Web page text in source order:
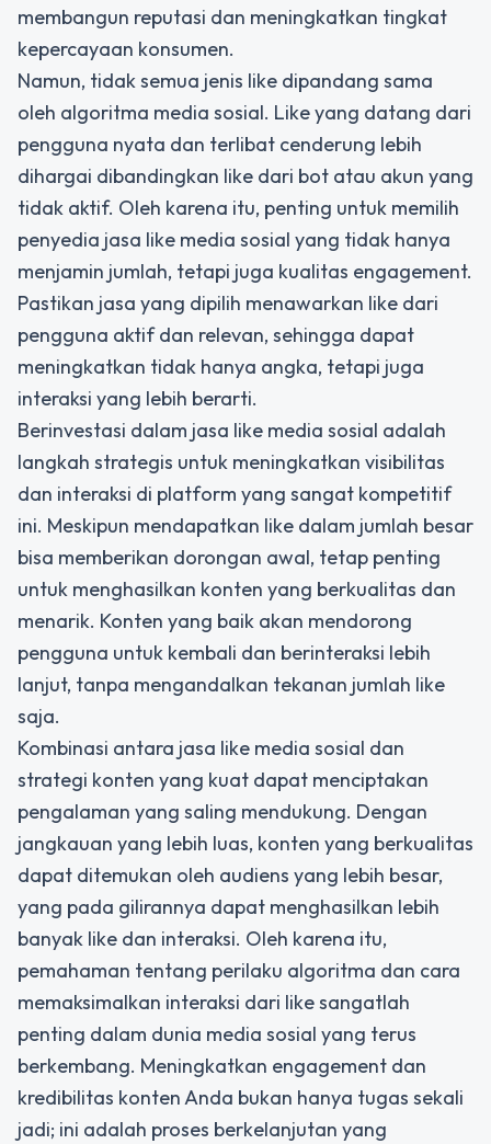
membangun reputasi dan meningkatkan tingkat
kepercayaan konsumen.
Namun, tidak semua jenis like dipandang sama
oleh algoritma media sosial. Like yang datang dari
pengguna nyata dan terlibat cenderung lebih
dihargai dibandingkan like dari bot atau akun yang
tidak aktif. Oleh karena itu, penting untuk memilih
penyedia jasa like media sosial yang tidak hanya
menjamin jumlah, tetapi juga kualitas engagement.
Pastikan jasa yang dipilih menawarkan like dari
pengguna aktif dan relevan, sehingga dapat
meningkatkan tidak hanya angka, tetapi juga
interaksi yang lebih berarti.
Berinvestasi dalam jasa like media sosial adalah
langkah strategis untuk meningkatkan visibilitas
dan interaksi di platform yang sangat kompetitif
ini. Meskipun mendapatkan like dalam jumlah besar
bisa memberikan dorongan awal, tetap penting
untuk menghasilkan konten yang berkualitas dan
menarik. Konten yang baik akan mendorong
pengguna untuk kembali dan berinteraksi lebih
lanjut, tanpa mengandalkan tekanan jumlah like
saja.
Kombinasi antara jasa like media sosial dan
strategi konten yang kuat dapat menciptakan
pengalaman yang saling mendukung. Dengan
jangkauan yang lebih luas, konten yang berkualitas
dapat ditemukan oleh audiens yang lebih besar,
yang pada gilirannya dapat menghasilkan lebih
banyak like dan interaksi. Oleh karena itu,
pemahaman tentang perilaku algoritma dan cara
memaksimalkan interaksi dari like sangatlah
penting dalam dunia media sosial yang terus
berkembang. Meningkatkan engagement dan
kredibilitas konten Anda bukan hanya tugas sekali
jadi; ini adalah proses berkelanjutan yang